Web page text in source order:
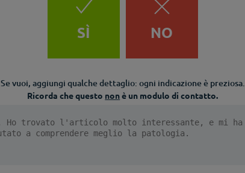
SÌ NO
Se vuoi, aggiungi qualche dettaglio: ogni indicazione è preziosa.
Ricorda che questo nonè un modulo di contatto.